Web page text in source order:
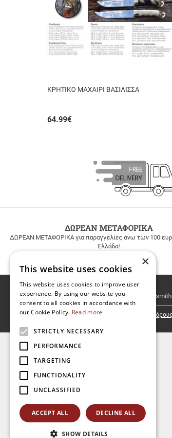
ΚΡΗΤΙΚΟ ΜΑΧΑΙΡΙ ΒΑΣΙΛΙΣΣΑ
64.99€
ΔΩΡΕΑΝ ΜΕΤΑΦΟΡΙΚΑ
ΔΩΡΕΑΝ ΜΕΤΑΦΟΡΙΚΑ για παραγγελίες άνω των 100
Ελλάδα!
Newsletter
Έχω διαβάσει κι αποδέχομαι τους
TOP ΚΑΤΗΓΟΡΙΕΣ
ΝΕΕΣ ΚΥΚΛΟΦΟΡΙΕΣ
ΕΚΔΟΣΕΙΣ ΑΕΡΑΚΗΣ-ΣΕΙΣΤΡΟΝ
ΒΙΒΛΙΑ
×
This website uses cookies
This website uses cookies to improve user
experience. By using our website you
consent to all cookies in accordance with
our Cookie Policy. Read more
STRICTLY NECESSARY
PERFORMANCE
TARGETING
FUNCTIONALITY
UNCLASSIFIED
ACCEPT ALL DECLINE ALL
SHOW DETAILS